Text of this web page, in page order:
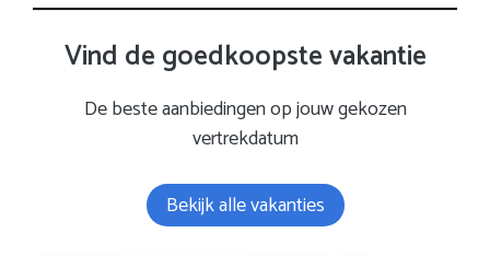
Vind de goedkoopste vakantie
De beste aanbiedingen op jouw gekozen
vertrekdatum
Bekijk alle vakanties